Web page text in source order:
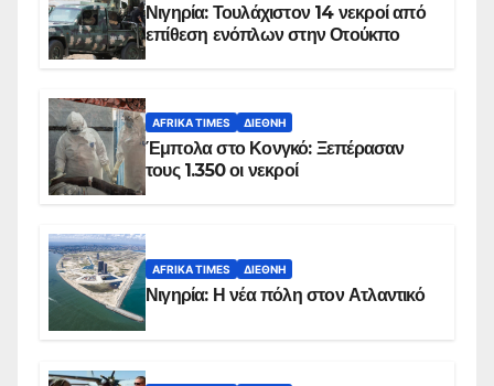
Νιγηρία: Τουλάχιστον 14 νεκροί από
επίθεση ενόπλων στην Οτούκπο
AFRIKA TIMES ΔΙΕΘΝΉ
Έμπολα στο Κονγκό: Ξεπέρασαν
τους 1.350 οι νεκροί
AFRIKA TIMES ΔΙΕΘΝΉ
Νιγηρία: Η νέα πόλη στον Ατλαντικό